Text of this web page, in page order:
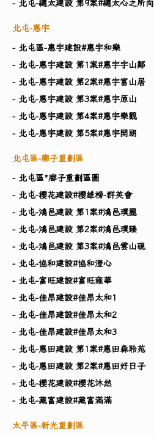
- 北屯-總太建設 第9案#總太心之所向
北屯-惠宇
- 北屯區-惠宇建設#惠宇和樂
- 北屯-惠宇建設 第1案#惠宇宇山鄰
- 北屯-惠宇建設 第2案#惠宇富山居
- 北屯-惠宇建設 第3案#惠宇原山
- 北屯-惠宇建設 第4案#惠宇樂觀
- 北屯-惠宇建設 第5案#惠宇開朗
北屯區-廍子重劃區
- 北屯區*廍子重劃區圖
- 北屯-櫻花建設#櫻雄榜-群英會
- 北屯-鴻邑建設 第1案#鴻邑璞麗
- 北屯-鴻邑建設 第2案#鴻邑璞臻
- 北屯-鴻邑建設 第3案#鴻邑雲山硯
- 北屯-協和建設#協和澄心
- 北屯-富旺建設#富旺雍華
- 北屯-佳昂建設#佳昂太和1
- 北屯-佳昂建設#佳昂太和2
- 北屯-佳昂建設#佳昂太和3
- 北屯-惠田建設 第1案#惠田森聆苑
- 北屯-惠田建設 第2案#惠田好日子
- 北屯-櫻花建設#櫻花沐然
- 北屯-藏富建設#藏富滿滿
太平區-新光重劃區